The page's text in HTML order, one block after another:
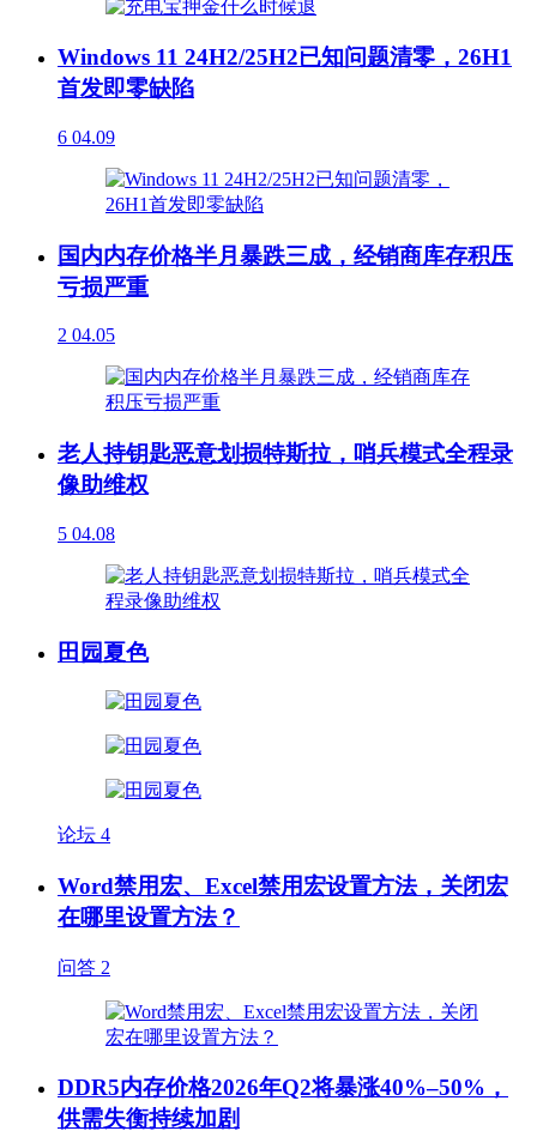
Windows 11 24H2/25H2已知问题清零，26H1
首发即零缺陷
6 04.09
国内内存价格半月暴跌三成，经销商库存积压
亏损严重
2 04.05
老人持钥匙恶意划损特斯拉，哨兵模式全程录
像助维权
5 04.08
田园夏色
论坛 4
Word禁用宏、Excel禁用宏设置方法，关闭宏
在哪里设置方法？
问答 2
DDR5内存价格2026年Q2将暴涨40%–50%，
供需失衡持续加剧